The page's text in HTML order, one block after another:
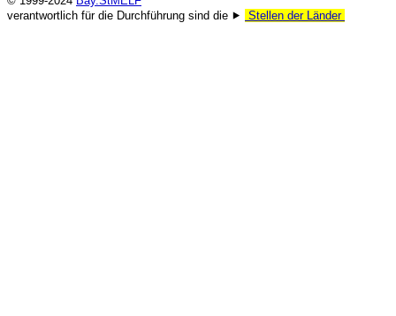
verantwortlich für die Durchführung sind die ⯈
Stellen der Länder